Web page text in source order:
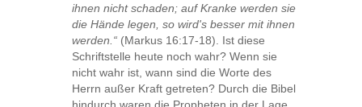
ihnen nicht schaden; auf Kranke werden sie
die Hände legen, so wird's besser mit ihnen
werden.“ (Markus 16:17-18). Ist diese
Schriftstelle heute noch wahr? Wenn sie
nicht wahr ist, wann sind die Worte des
Herrn außer Kraft getreten? Durch die Bibel
hindurch waren die Propheten in der Lage